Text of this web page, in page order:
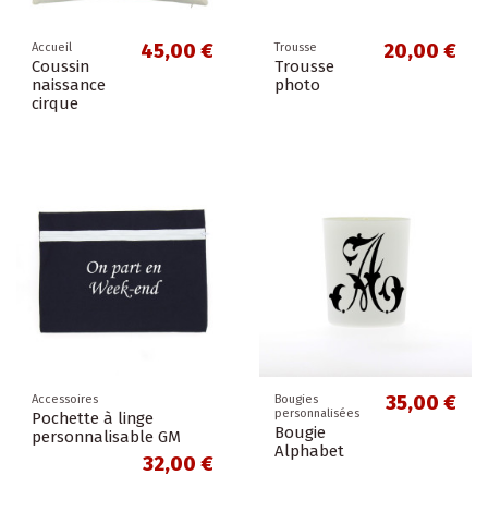
Accueil
Coussin
naissance
cirque
45,00 € Trousse
Trousse
photo
20,00 €
Accessoires
Pochette à linge
personnalisable GM
32,00 €
Bougies
personnalisées
Bougie
Alphabet
35,00 €